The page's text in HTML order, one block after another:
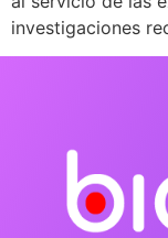
investigaciones